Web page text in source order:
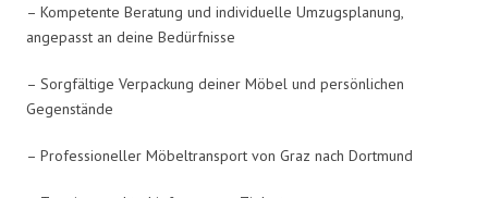
– Kompetente Beratung und individuelle Umzugsplanung,
angepasst an deine Bedürfnisse
– Sorgfältige Verpackung deiner Möbel und persönlichen
Gegenstände
– Professioneller Möbeltransport von Graz nach Dortmund